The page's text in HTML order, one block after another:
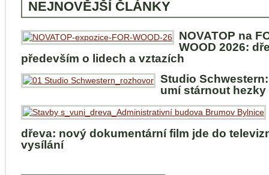
NEJNOVĚJŠÍ ČLÁNKY
NOVATOP na
WOOD 2026:
především o lidech a vztazích
Studio
umí stárnout hezky
dřeva: nový dokumentární film jde do
vysílání